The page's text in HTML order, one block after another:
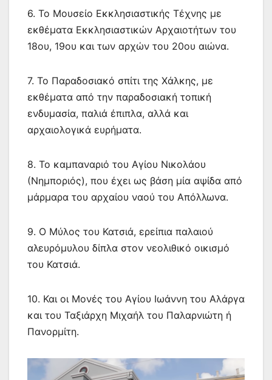
6. Το Μουσείο Εκκλησιαστικής Τέχνης με
εκθέματα Εκκλησιαστικών Αρχαιοτήτων του
18ου, 19ου και των αρχών του 20ου αιώνα.
7. Το Παραδοσιακό σπίτι της Χάλκης, με
εκθέματα από την παραδοσιακή τοπική
ενδυμασία, παλιά έπιπλα, αλλά και
αρχαιολογικά ευρήματα.
8. Το καμπαναριό του Αγίου Νικολάου
(Νημποριός), που έχει ως βάση μία αψίδα από
μάρμαρα του αρχαίου ναού του Απόλλωνα.
9. Ο Μύλος του Κατσιά, ερείπια παλαιού
αλευρόμυλου δίπλα στον νεολιθικό οικισμό
του Κατσιά.
10. Και οι Μονές του Αγίου Ιωάννη του Αλάργα
και του Ταξιάρχη Μιχαήλ του Παλαρνιώτη ή
Πανορμίτη.